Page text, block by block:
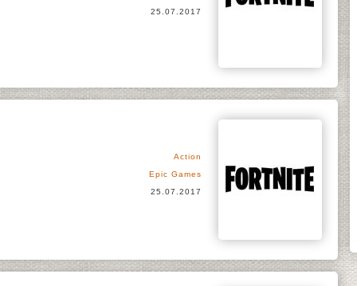
25.07.2017
Action
Epic Games
25.07.2017